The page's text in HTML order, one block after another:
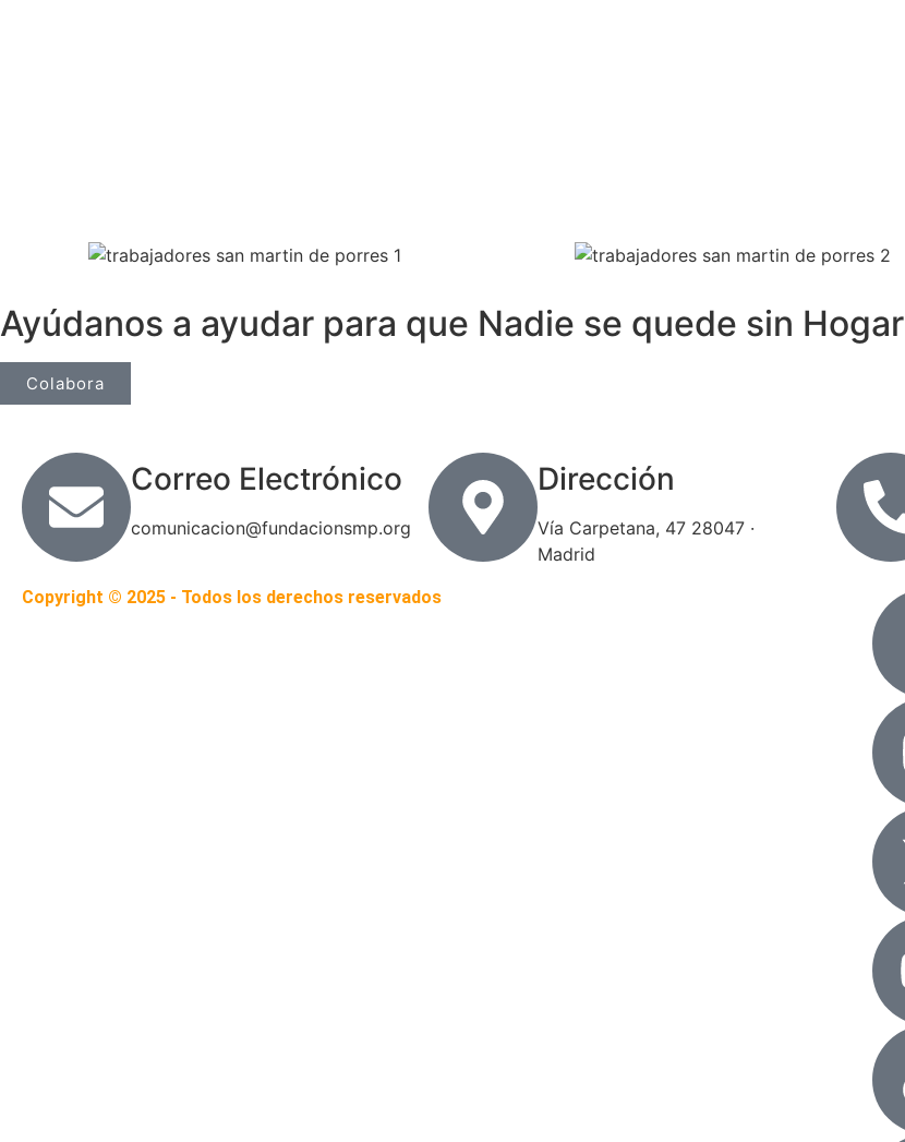
Ayúdanos a ayudar para que Nadie se quede sin Hogar
Colabora
Correo Electrónico
comunicacion@fundacionsmp.org
Dirección
Vía Carpetana, 47 28047 ·
Madrid
Copyright © 2025 - Todos los derechos reservados